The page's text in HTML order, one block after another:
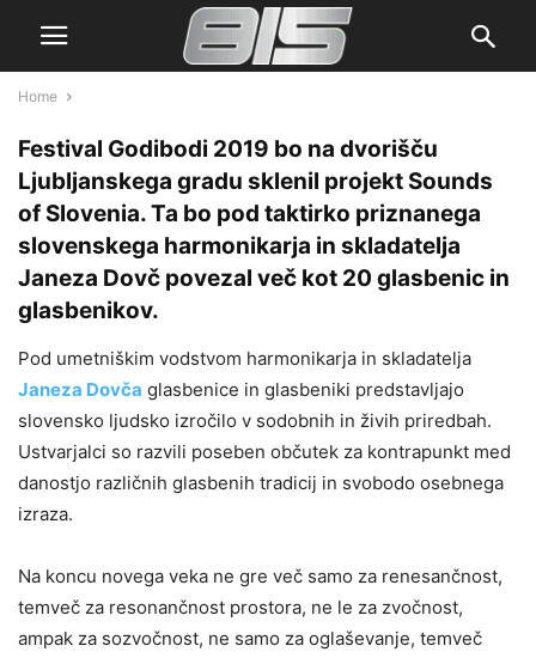
Home
Festival Godibodi 2019 bo na dvorišču
Ljubljanskega gradu sklenil projekt Sounds
of Slovenia. Ta bo pod taktirko priznanega
slovenskega harmonikarja in skladatelja
Janeza Dovč povezal več kot 20 glasbenic in
glasbenikov.
Pod umetniškim vodstvom harmonikarja in skladatelja
Janeza Dovča glasbenice in glasbeniki predstavljajo
slovensko ljudsko izročilo v sodobnih in živih priredbah.
Ustvarjalci so razvili poseben občutek za kontrapunkt med
danostjo različnih glasbenih tradicij in svobodo osebnega
izraza.
Na koncu novega veka ne gre več samo za renesančnost,
temveč za resonančnost prostora, ne le za zvočnost,
ampak za sozvočnost, ne samo za oglaševanje, temveč